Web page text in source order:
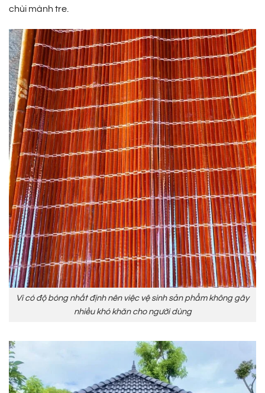
chùi mành tre.
Vì có độ bóng nhất định nên việc vệ sinh sản phẩm không gây
nhiều khó khăn cho người dùng